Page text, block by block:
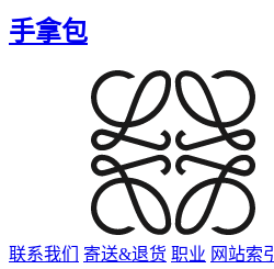
手拿包
联系我们 寄送&退货 职业 网站索引